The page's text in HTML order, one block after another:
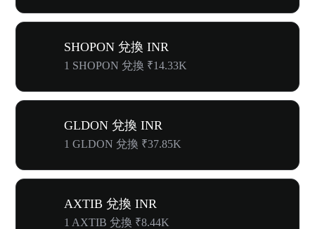
SHOPON 兌換 INR
1 SHOPON 兌換 ₹14.33K
GLDON 兌換 INR
1 GLDON 兌換 ₹37.85K
AXTIB 兌換 INR
1 AXTIB 兌換 ₹8.44K